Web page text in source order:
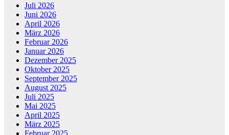
Juli 2026
Juni 2026
April 2026
März 2026
Februar 2026
Januar 2026
Dezember 2025
Oktober 2025
September 2025
August 2025
Juli 2025
Mai 2025
April 2025
März 2025
Februar 2025